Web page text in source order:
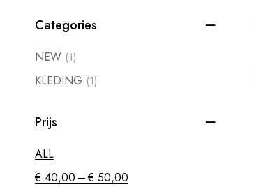
Categories
NEW (1)
KLEDING (1)
Prijs
ALL
€ 40,00 –€ 50,00